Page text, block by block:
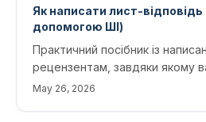
Як написати лист-
допомогою ШІ)
Практичний посібник із
рецензентам, завдяки якому
прийнята. Структура, тон,
May 26, 2026